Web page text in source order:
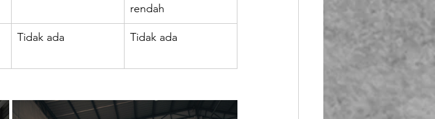
rendah
Tidak ada Tidak ada